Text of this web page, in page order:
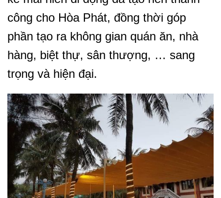
công cho Hòa Phát, đồng thời góp
phần tạo ra không gian quán ăn, nhà
hàng, biệt thự, sân thượng, … sang
trọng và hiện đại.